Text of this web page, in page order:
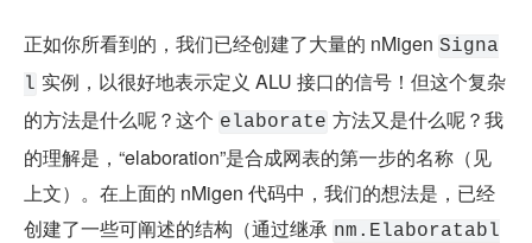
正如你所看到的，我们已经创建了大量的 nMigen Signa
l 实例，以很好地表示定义 ALU 接口的信号！但这个复杂
的方法是什么呢？这个 elaborate 方法又是什么呢？我
的理解是，“elaboration”是合成网表的第一步的名称（见
上文）。在上面的 nMigen 代码中，我们的想法是，已经
创建了一些可阐述的结构（通过继承 nm.Elaboratabl